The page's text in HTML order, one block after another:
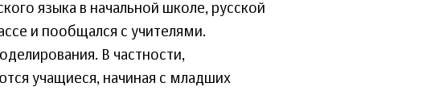
языка в начальной школе, русской
и пообщался с учителями.
В частности,
учащиеся, начиная с младших